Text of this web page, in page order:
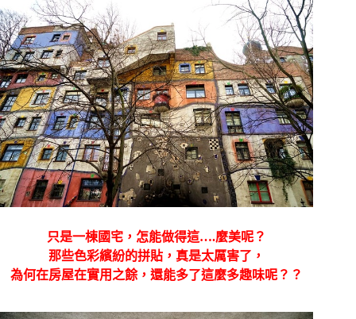
只是一棟國宅，怎能做得這….麼美呢？
那些色彩繽紛的拼貼，真是太厲害了，
為何在房屋在實用之餘，還能多了這麼多趣味呢？？